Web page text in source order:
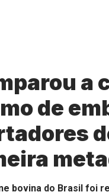
a
de
bovina do Brasil foi